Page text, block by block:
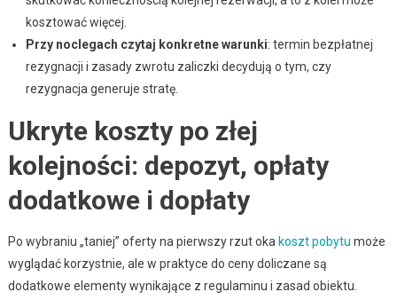
kosztować więcej.
Przy noclegach czytaj konkretne warunki: termin bezpłatnej
rezygnacji i zasady zwrotu zaliczki decydują o tym, czy
rezygnacja generuje stratę.
Ukryte koszty po złej
kolejności: depozyt, opłaty
dodatkowe i dopłaty
Po wybraniu „taniej” oferty na pierwszy rzut oka koszt pobytu może
wyglądać korzystnie, ale w praktyce do ceny doliczane są
dodatkowe elementy wynikające z regulaminu i zasad obiektu.